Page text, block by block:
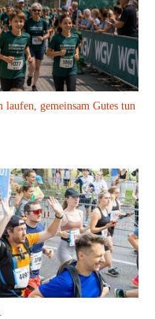
gemeinsam Gutes tun